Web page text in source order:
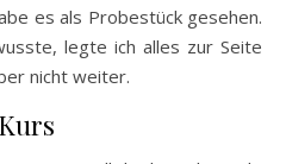
es als Probestück gesehen.
legte ich alles zur Seite
nicht weiter.